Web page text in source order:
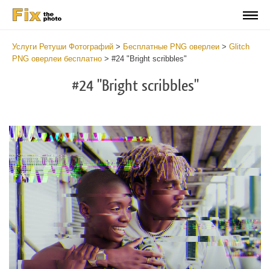
Услуги Ретуши Фотографий > Бесплатные PNG оверлеи > Glitch
PNG оверлеи бесплатно > #24 "Bright scribbles"
#24 "Bright scribbles"